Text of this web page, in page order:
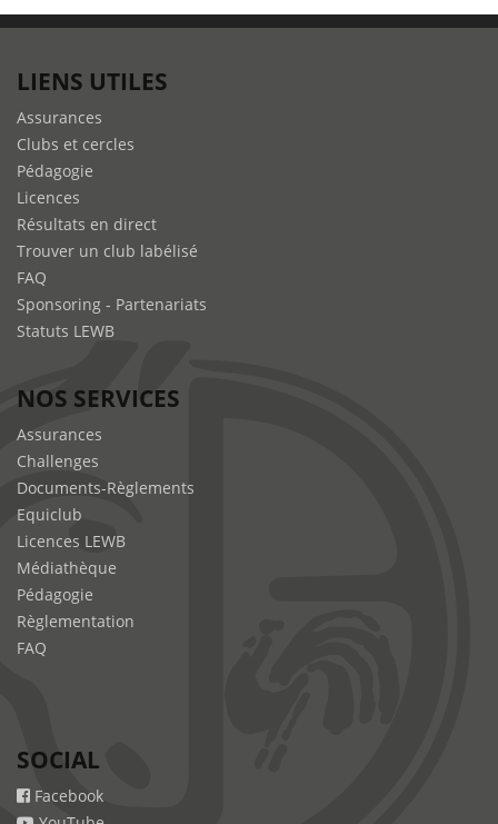
LIENS UTILES
Assurances
Clubs et cercles
Pédagogie
Licences
Résultats en direct
Trouver un club labélisé
FAQ
Sponsoring - Partenariats
Statuts LEWB
NOS SERVICES
Assurances
Challenges
Documents-Règlements
Equiclub
Licences LEWB
Médiathèque
Pédagogie
Règlementation
FAQ
SOCIAL
Facebook